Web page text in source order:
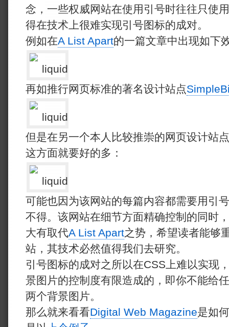
念，一些权威网站在使用引号时往往只使
得在技术上很难实现引号图标的成对。
例如在A List Apart的一篇文章中出现如下
再如推行网页标准的著名设计站点
但是在另一个本人比较推崇的网页设计站点
这方面就要好的多：
可能也因为该网站的每篇内容都需要用引
不得。该网站在细节方面精确控制的同时
大有取代A List Apart之势，希望读者能够
站，其技术必然值得我们去研究。
引号图标的成对之所以在CSS上难以实现
景图片的控制度有限造成的，即你不能给
两个背景图片。
那么就来看看Digital Web Magazine是如